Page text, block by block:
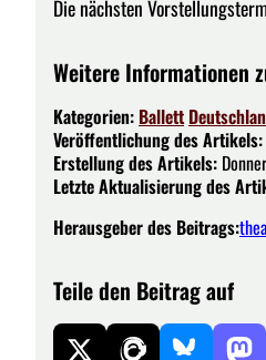
Die nächsten
Weitere Informationen
Kategorien: Ballett
Veröffentlichung des Artikels:
Erstellung des Artikels:
Letzte Aktualisierung des
Herausgeber des Beitrags:
Teile den Beitrag auf